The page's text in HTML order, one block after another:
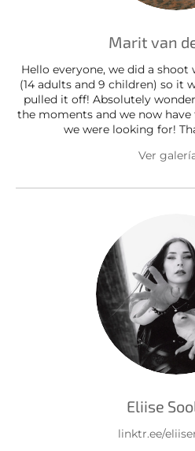
Marit van
Hello everyone, we did a
(14 adults and 9 children) so it
pulled it off! Absolutely
the moments and we now
we were looking for!
Ver
Eliise
linktr.ee/